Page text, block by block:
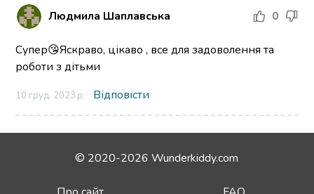
Людмила Шаплавська 0
Супер😘Яскраво, цікаво , все для задоволення та
роботи з дітьми
10 груд. 2023 р. Відповісти
© 2020-2026 Wunderkiddy.com